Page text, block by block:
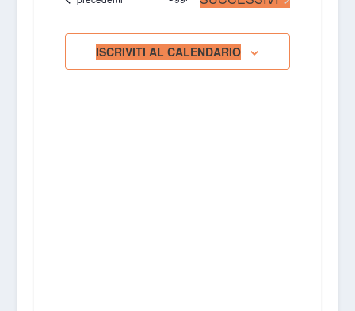
VISTE
NAVIGAZIONE
ISCRIVITI AL CALENDARIO